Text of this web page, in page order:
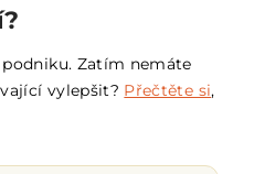
Zatím nemáte
vylepšit? Přečtěte si,